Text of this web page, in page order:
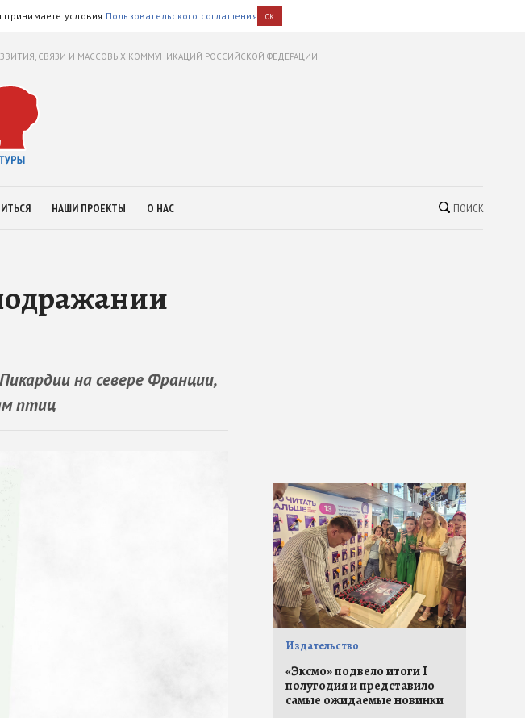
условия Пользовательского соглашения OK
СВЯЗИ И МАССОВЫХ КОММУНИКАЦИЙ РОССИЙСКОЙ ФЕДЕРАЦИИ
НАШИ ПРОЕКТЫ О НАС ПОИСК
на севере Франции,
птиц
Издательство
«Эксмо» подвело итоги I
полугодия и представило
самые ожидаемые новинки